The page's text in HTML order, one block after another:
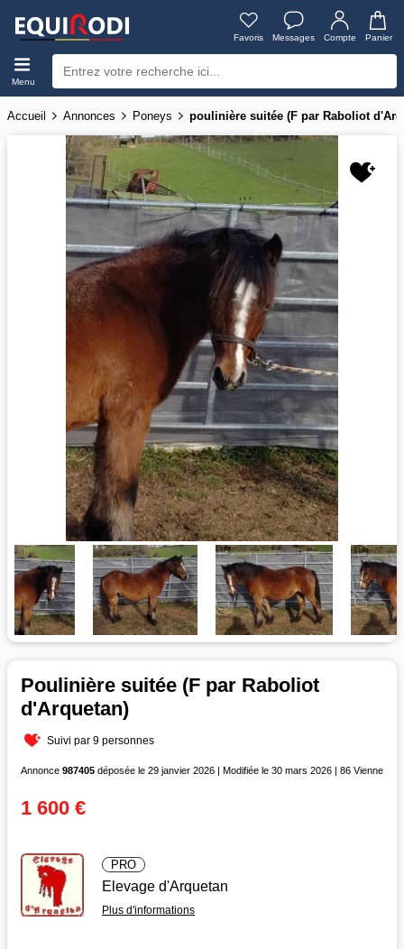
Favoris Messages Compte Panier
Menu
Accueil Annonces Poneys poulinière suitée (F par Raboliot
Poulinière suitée (F par Raboliot
d'Arquetan)
Suivi par 9 personnes
Annonce 987405 déposée le 29 janvier 2026 | Modifiée le 30 mars 2026 | 86 Vienne
1 600 €
PRO
Elevage d'Arquetan
Plus d'informations